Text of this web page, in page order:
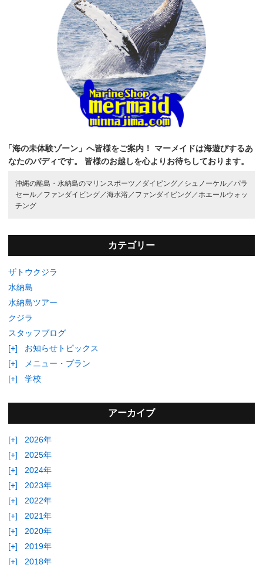
「海の未体験ゾーン」へ皆様をご案内！
マーメイドは海遊びするあ
なたのバディです。
皆様のお越しを心よりお待ちしております。
沖縄の離島・水納島のマリンスポーツ／ ダイビング／ シュノーケル／パラ
セール／ ファンダイビング／海水浴／ ファンダイビング／ホエールウォッ
チング
カテゴリー
ザトウクジラ
水納島
水納島ツアー
クジラ
スタッフブログ
[+]
お知らせトピックス
[+]
メニュー・プラン
[+]
学校
アーカイブ
[+]
2026年
[+]
2025年
[+]
2024年
[+]
2023年
[+]
2022年
[+]
2021年
[+]
2020年
[+]
2019年
[+]
2018年